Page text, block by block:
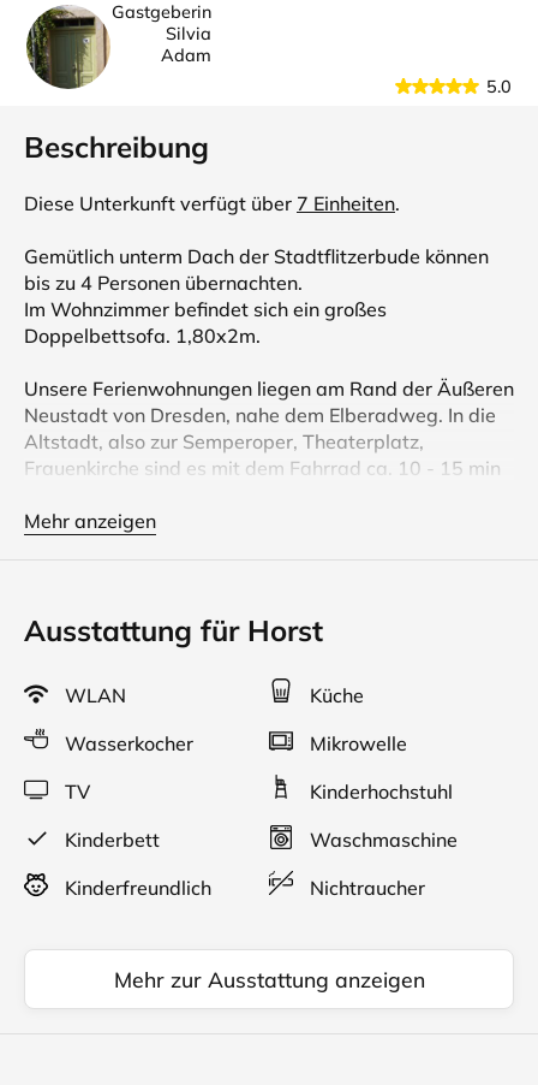
Gastgeberin
Silvia
Adam
5.0
Beschreibung
Diese Unterkunft verfügt über 7 Einheiten.
Gemütlich unterm Dach der Stadtflitzerbude können
bis zu 4 Personen übernachten.
Im Wohnzimmer befindet sich ein großes
Doppelbettsofa. 1,80x2m.
Unsere Ferienwohnungen liegen am Rand der Äußeren
Neustadt von Dresden, nahe dem Elberadweg. In die
Altstadt, also zur Semperoper, Theaterplatz,
Frauenkirche sind es mit dem Fahrrad ca. 10 - 15 min
auch Dresdens bequeme öffentliche Verkehrsmittel
Sehenswürdigkeiten Dresdens erschöpft sind, stehen
Ihnen in den gemütlichen Ferienwohnungen Bücher
und Gesellschaftsspiele zur Verfügung. Für unsere
kleinen Gäste gibt es eine gut gefüllte Spielzeugkiste.
Mehr anzeigen
Ausstattung für Horst
WLAN
Küche
Wasserkocher
Mikrowelle
TV
Kinderhochstuhl
Kinderbett
Waschmaschine
Kinderfreundlich
Nichtraucher
Mehr zur Ausstattung anzeigen